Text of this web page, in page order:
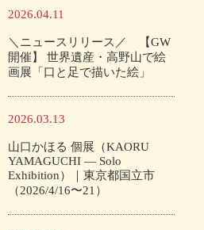
2026.04.11
＼ニュースリリース／ 【GW
開催】 世界遺産・高野山で絵
画展「口と足で描いた絵」
2026.03.13
山口かほる 個展（KAORU
YAMAGUCHI — Solo
Exhibition）｜東京都国立市
（2026/4/16〜21）